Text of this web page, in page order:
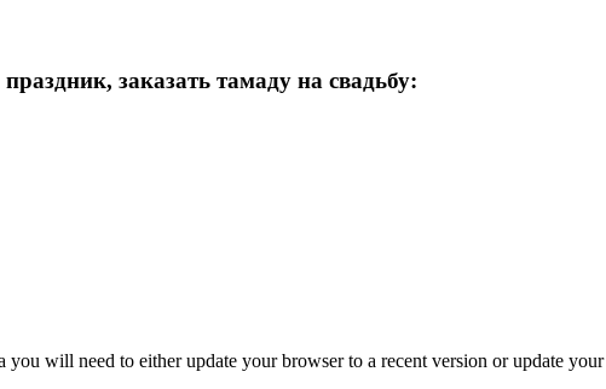
заказать тамаду на свадьбу:
you will need to either update your browser to a recent version or update your